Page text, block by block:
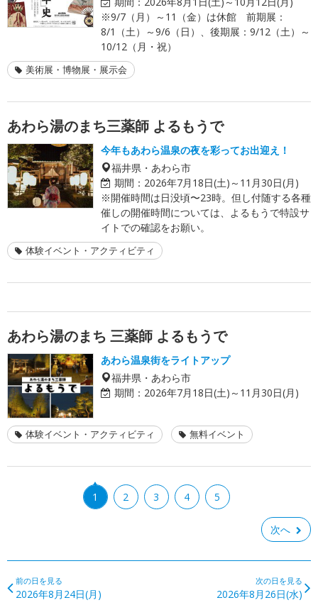
※9/7（月）～11（金）は休館 前期展：
8/1（土）～9/6（日）、後期展：9/12（土）～
10/12（月・祝）
美術展・博物展・展示会
あわら湯のまち三薬師 よるもうで
今年もあわら温泉の夜を彩ってお出迎え！
福井県・あわら市
期間： 2026年7月18日(土)～11月30日(月)
※開催時間は日没頃〜23時。但し付随する各種
催しの開催時間については、よるもうで特設サ
イトでの確認をお願い。
体験イベント・アクティビティ
あわら湯のまち 三薬師 よるもうで
あわら温泉街をライトアップ
福井県・あわら市
期間： 2026年7月18日(土)～11月30日(月)
体験イベント・アクティビティ 無料イベント
1 2 3 4 5
次へ
前の日を見る
2026年8月24日(月)
次の日を見る
2026年8月26日(水)